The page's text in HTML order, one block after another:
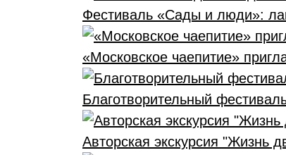
Фестиваль «Сады и люди»:
«Московское чаепитие»
Благотворительный
Авторская экскурсия "Жизнь